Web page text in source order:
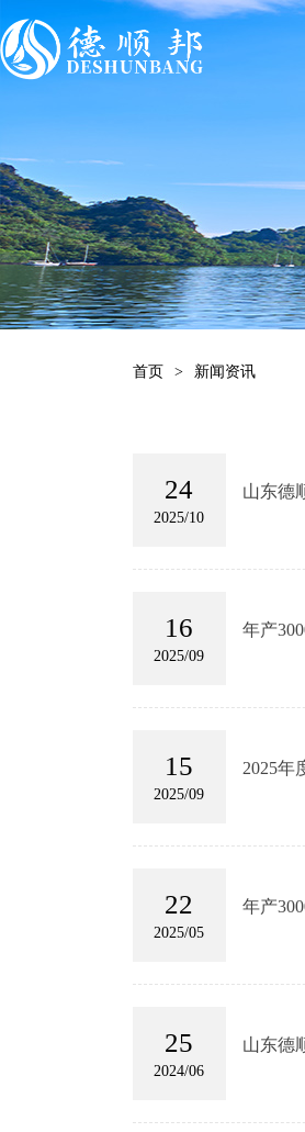
首页 > 新闻资讯
24
2025/10
山东德
16
2025/09
年产
15
2025/09
2025年
22
2025/05
年产
25
2024/06
山东德